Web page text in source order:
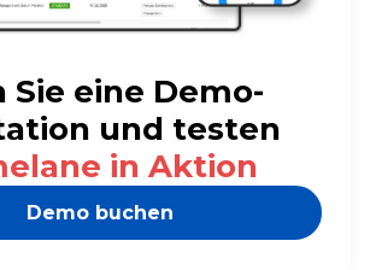
Sie eine Demo-
und testen
in Aktion
Demo buchen